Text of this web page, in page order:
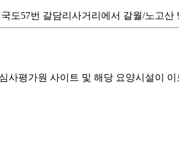
도57번 갈담리사거리에서 갈월/노고산
평가원 사이트 및 해당 요양시설이